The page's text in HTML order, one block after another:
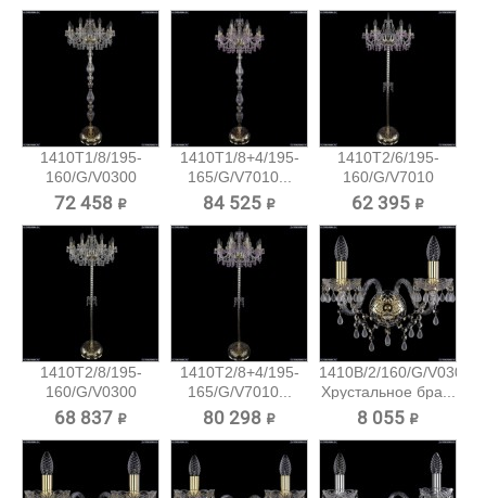
1410T1/8/195-
160/G/V0300
Хрустальный...
72 458 ₽
1410T1/8+4/195-
165/G/V7010...
84 525 ₽
1410T2/6/195-
160/G/V7010
Хрустальный...
62 395 ₽
1410T2/8/195-
160/G/V0300
Хрустальный...
68 837 ₽
1410T2/8+4/195-
165/G/V7010...
80 298 ₽
1410B/2/160/G/V0300
Хрустальное бра...
8 055 ₽